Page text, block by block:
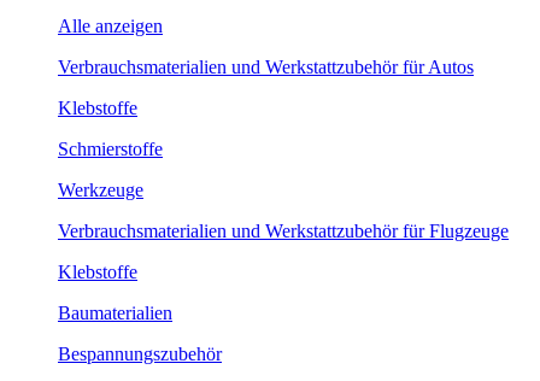
Alle anzeigen
Verbrauchsmaterialien und Werkstattzubehör für Autos
Klebstoffe
Schmierstoffe
Werkzeuge
Verbrauchsmaterialien und Werkstattzubehör für Flugzeuge
Klebstoffe
Baumaterialien
Bespannungszubehör